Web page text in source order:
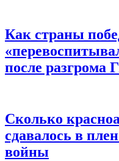
Как страны
после разгрома
Сколько
сдавалось в
войны